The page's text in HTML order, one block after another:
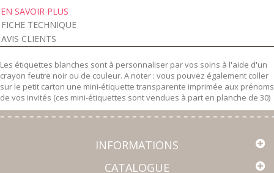
EN SAVOIR PLUS
FICHE TECHNIQUE
AVIS CLIENTS
Les étiquettes blanches sont à personnaliser par vos soins à l'aide d'un
crayon feutre noir ou de couleur. A noter : vous pouvez également coller
sur le petit carton une mini-étiquette transparente imprimée aux prénoms
de vos invités (ces mini-étiquettes sont vendues à part en planche de 30)
INFORMATIONS
CATALOGUE